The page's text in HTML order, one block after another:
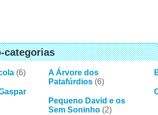
categorias
(6)
A Árvore dos
Patafúrdios (6)
Pequeno David e os
Sem Soninho (2)